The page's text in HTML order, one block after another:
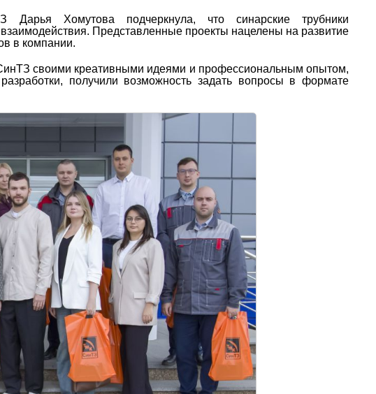
Хомутова подчеркнула, что синарские трубники
Представленные проекты нацелены на развитие
в компании.
своими креативными идеями и профессиональным опытом,
получили возможность задать вопросы в формате